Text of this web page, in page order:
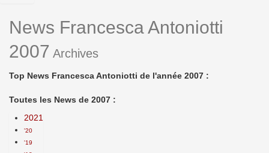
News Francesca Antoniotti
2007 Archives
Top News Francesca Antoniotti de l'année 2007 :
Toutes les News de 2007 :
2021
'20
'19